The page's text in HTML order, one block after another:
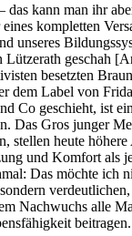
das kann man ihr
kompletten
unseres
Lützerath geschah
besetzten
dem Label von
Co geschieht, ist ein
Das Gros junger
stellen heute
und Komfort als
Das möchte ich
verdeutlichen,
Nachwuchs alle
beitragen.